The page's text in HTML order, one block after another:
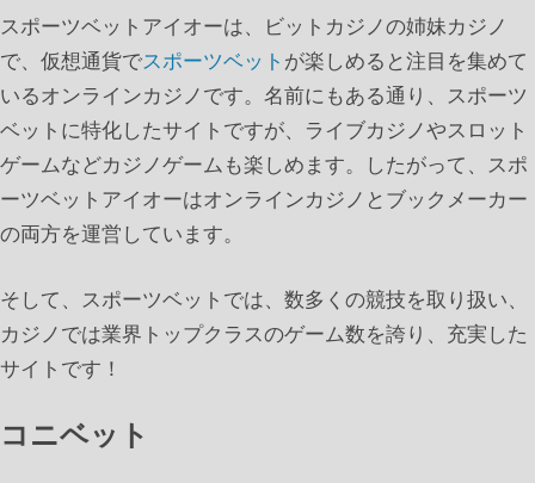
スポーツベットアイオーは、ビットカジノの姉妹カジノ
で、仮想通貨でスポーツベット が楽しめると注目を集めて
いるオンラインカジノです。名前にもある通り、スポーツ
ベットに特化したサイトですが、ライブカジノやスロット
ゲームなどカジノゲームも楽しめます。したがって、スポ
ーツベットアイオーはオンラインカジノとブックメーカー
の両方を運営しています。
そして、スポーツベットでは、数多くの競技を取り扱い、
カジノでは業界トップクラスのゲーム数を誇り、充実した
サイトです！
コニベット